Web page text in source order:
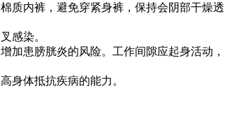
质内裤，避免穿紧身裤，保持会阴部干燥透
感染。
加患膀胱炎的风险。工作间隙应起身活动，
身体抵抗疾病的能力。